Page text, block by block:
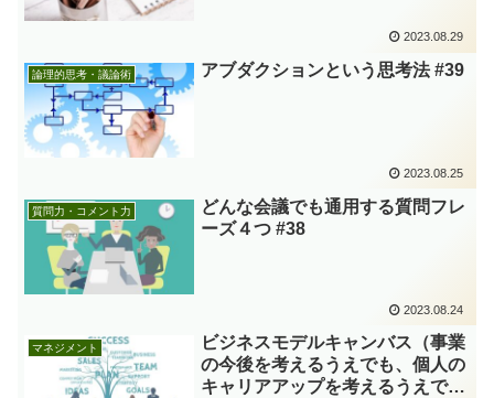
2023.08.29
論理的思考・議論術 アブダクションという思考法 #39
2023.08.25
質問力・コメント力
どんな会議でも通用する質問フレ
ーズ４つ #38
2023.08.24
マネジメント
ビジネスモデルキャンバス（事業
の今後を考えるうえでも、個人の
キャリアアップを考えるうえでも